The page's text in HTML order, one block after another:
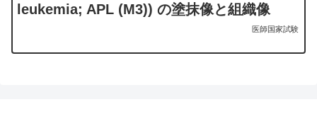
leukemia; APL (M3)) の塗抹像と組織像
医師国家試験